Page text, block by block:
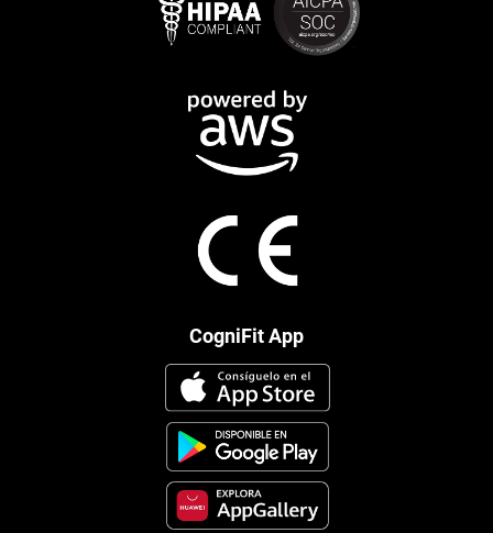
CogniFit App